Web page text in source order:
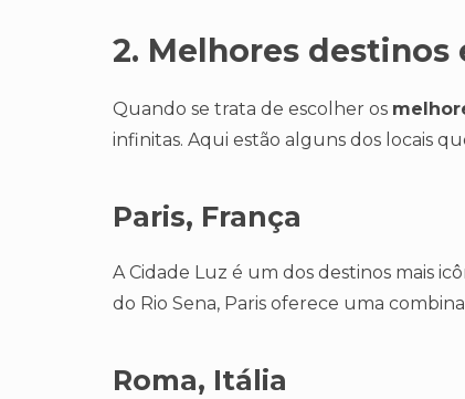
2. Melhores
Quando se trata de escolher os
infinitas. Aqui estão alguns dos locais
Paris, França
A Cidade Luz é um dos destinos mais
do Rio Sena, Paris oferece uma
Roma, Itália